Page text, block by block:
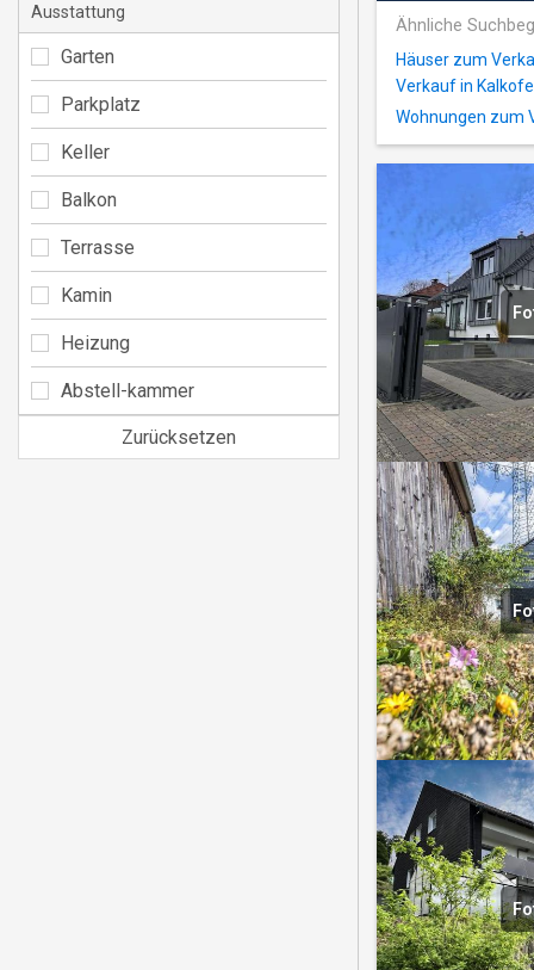
Ähnliche
Häuser zum
Verkauf in
Wohnungen zum
Ausstattung
Garten
Parkplatz
Keller
Balkon
Terrasse
Kamin
Heizung
Abstell-kammer
Zurücksetzen